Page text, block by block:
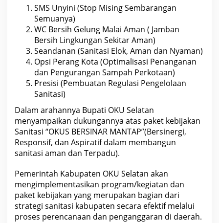
e
r
m
u
k
i
m
a
SMS Unyini (Stop Mising Sembarangan
Semuanya)
WC Bersih Gelung Malai Aman ( Jamban
Bersih Lingkungan Sekitar Aman)
Seandanan (Sanitasi Elok, Aman dan Nyaman)
Opsi Perang Kota (Optimalisasi Penanganan
dan Pengurangan Sampah Perkotaan)
Presisi (Pembuatan Regulasi Pengelolaan
Sanitasi)
Dalam arahannya Bupati OKU Selatan
menyampaikan dukungannya atas paket kebijakan
Sanitasi “OKUS BERSINAR MANTAP”(Bersinergi,
Responsif, dan Aspiratif dalam membangun
sanitasi aman dan Terpadu).
Pemerintah Kabupaten OKU Selatan akan
mengimplementasikan program/kegiatan dan
paket kebijakan yang merupakan bagian dari
strategi sanitasi kabupaten secara efektif melalui
proses perencanaan dan penganggaran di daerah.